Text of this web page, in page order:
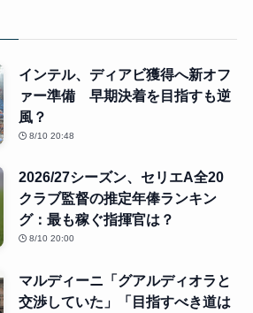
インテル、ディアビ獲得へ新オフ
ァー準備 早期決着を目指すも逆
風？
8/10 20:48
2026/27シーズン、セリエA全20
クラブ監督の推定年俸ランキン
グ：最も稼ぐ指揮官は？
8/10 20:00
マルディーニ「グアルディオラと
交渉していた」「目指すべき道は